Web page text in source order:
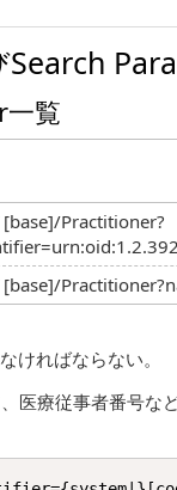
覧
[base]/Practitioner?
[base]/
ければならない。
医療従事者番号